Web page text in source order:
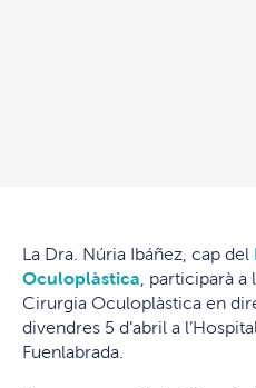
La Dra. Núria Ibáñez, cap del
Oculoplàstica , participarà
Cirurgia Oculoplàstica en
divendres 5 d’abril a
Fuenlabrada.